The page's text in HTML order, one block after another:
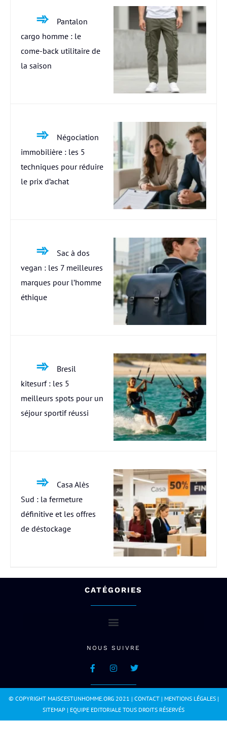
Pantalon
cargo homme : le
come-back utilitaire de
la saison
Négociation
immobilière : les 5
techniques pour réduire
le prix d’achat
Sac à dos
vegan : les 7 meilleures
marques pour l’homme
éthique
Bresil
kitesurf : les 5
meilleurs spots pour un
séjour sportif réussi
Casa Alès
Sud : la fermeture
définitive et les offres
de déstockage
CATÉGORIES
NOUS SUIVRE
© COPYRIGHT MAISCESTUNHOMME.ORG 2021 | CONTACT| MENTIONS LÉGALES|
SITEMAP | EQUIPE EDITORIALE TOUS DROITS RÉSERVÉS